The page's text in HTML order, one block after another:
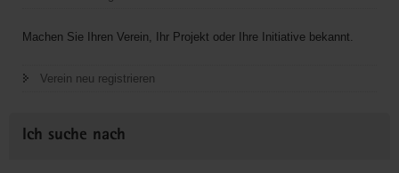
Machen Sie Ihren Verein, Ihr Projekt oder Ihre Initiative bekannt.
Verein neu registrieren
Ich suche nach